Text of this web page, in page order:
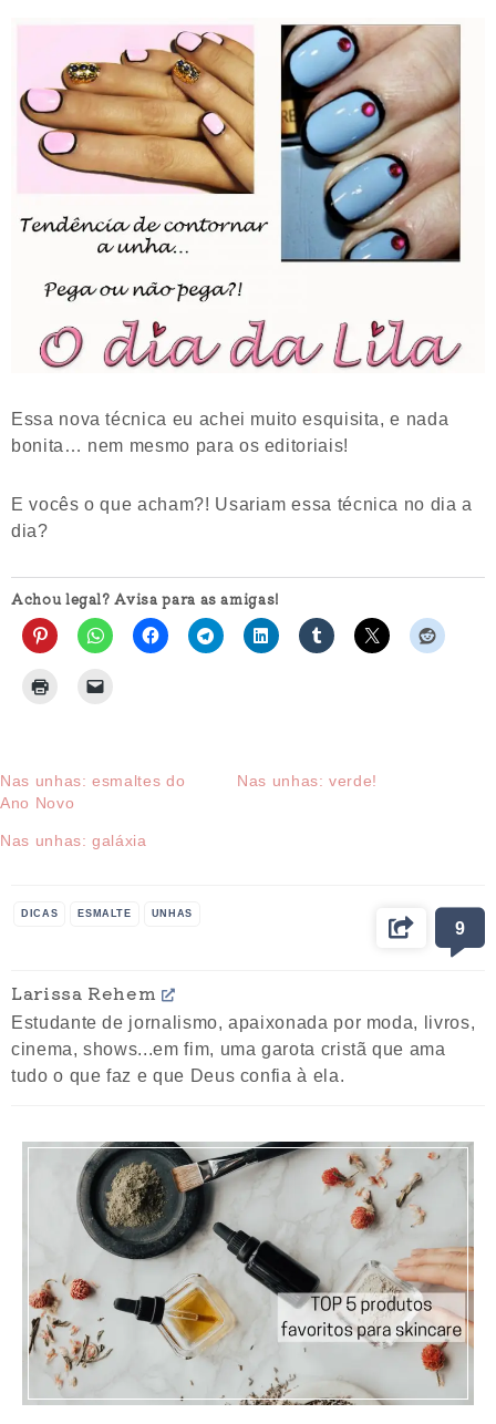
Essa nova técnica eu achei muito esquisita, e nada
bonita… nem mesmo para os editoriais!
E vocês o que acham?! Usariam essa técnica no dia a
dia?
Achou legal? Avisa para as amigas!
Nas unhas: esmaltes do
Ano Novo
Nas unhas: verde!
Nas unhas: galáxia
DICAS ESMALTE UNHAS
9
Larissa Rehem
Estudante de jornalismo, apaixonada por moda, livros,
cinema, shows...em fim, uma garota cristã que ama
tudo o que faz e que Deus confia à ela.